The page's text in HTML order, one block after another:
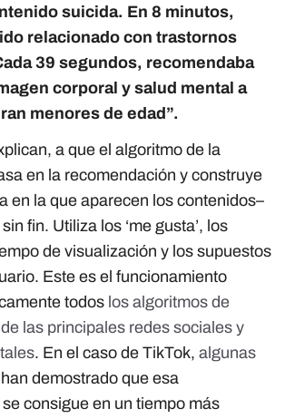
suicida. En 8 minutos,
relacionado con trastornos
39 segundos, recomendaba
corporal y salud mental a
menores de edad”.
a que el algoritmo de la
en la recomendación y construye
en la que aparecen los contenidos–
fin. Utiliza los ‘me gusta’, los
de visualización y los supuestos
Este es el funcionamiento
todos los algoritmos de
las principales redes sociales y
. En el caso de TikTok, algunas
han demostrado que esa
consigue en un tiempo más